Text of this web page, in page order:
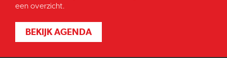
een overzicht.
BEKIJK AGENDA